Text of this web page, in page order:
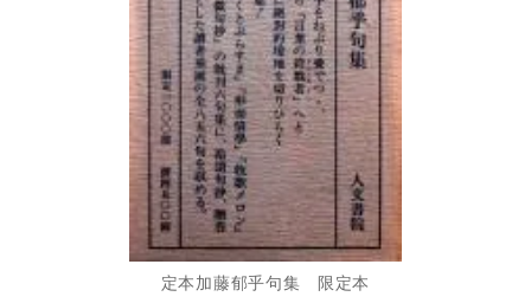
定本加藤郁乎句集 限定本